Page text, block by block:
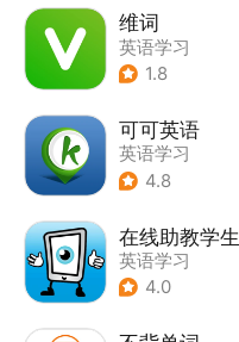
维词
英语学习
1.8
可可英语
英语学习
4.8
在线助教学生
英语学习
4.0